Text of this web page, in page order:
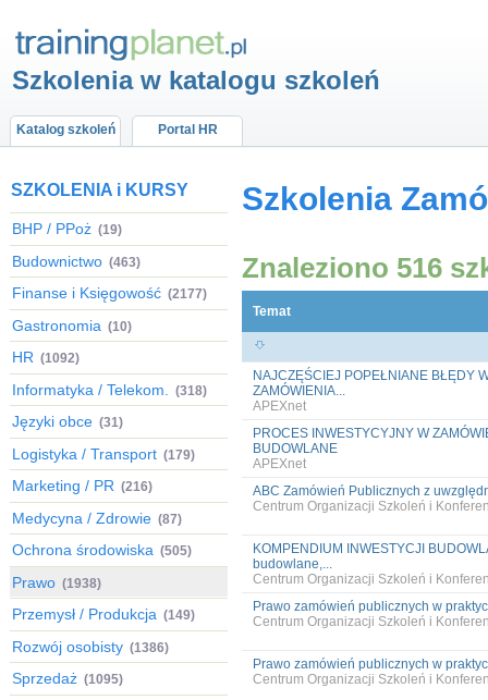
Szkolenia w katalogu szkoleń
Katalog szkoleń Portal HR
SZKOLENIA i KURSY
BHP / PPoż (19)
Budownictwo (463)
Finanse i Księgowość (2177)
Gastronomia (10)
HR (1092)
Informatyka / Telekom. (318)
Języki obce (31)
Logistyka / Transport (179)
Marketing / PR (216)
Medycyna / Zdrowie (87)
Ochrona środowiska (505)
Prawo (1938)
Przemysł / Produkcja (149)
Rozwój osobisty (1386)
Sprzedaż (1095)
Szkolenia
Znaleziono 516
Temat
NAJCZĘŚCIEJ POPEŁNIANE BŁĘDY
ZAMÓWIENIA...
APEXnet
PROCES INWESTYCYJNY W
BUDOWLANE
APEXnet
ABC Zamówień Publicznych z
Centrum Organizacji Szkoleń i
KOMPENDIUM INWESTYCJI
budowlane,...
Centrum Organizacji Szkoleń i
Prawo zamówień publicznych w
Centrum Organizacji Szkoleń i
Prawo zamówień publicznych w
Centrum Organizacji Szkoleń i